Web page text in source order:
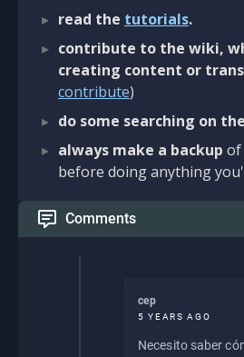
read the tutorials.
contribute to the wiki,
creating content or
contribute)
do some searching on
always make a backup of
before doing anything
Comments
cep
5 YEARS AGO
Necesito saber